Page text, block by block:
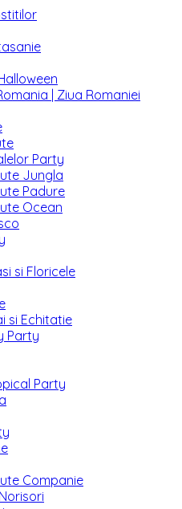
| Ziua Romaniei
Party
Jungla
Padure
Ocean
si Floricele
si Echitatie
Party
Party
Companie